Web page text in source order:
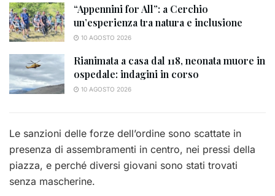
“Appennini for All”: a Cerchio
un’esperienza tra natura e inclusione
10 AGOSTO 2026
Rianimata a casa dal 118, neonata muore in
ospedale: indagini in corso
10 AGOSTO 2026
Le sanzioni delle forze dell’ordine sono scattate in
presenza di assembramenti in centro, nei pressi della
piazza, e perché diversi giovani sono stati trovati
senza mascherine.